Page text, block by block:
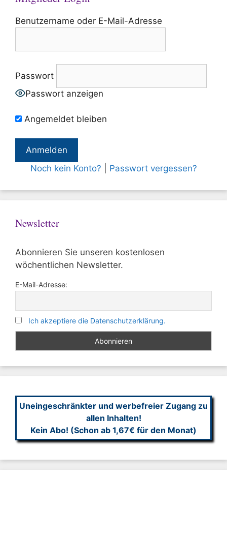
Benutzername oder E-Mail-Adresse
Passwort
Passwort anzeigen
Angemeldet bleiben
Noch kein Konto? Passwort vergessen?
Newsletter
Abonnieren Sie unseren kostenlosen
wöchentlichen Newsletter.
E-Mail-Adresse:
Ich akzeptiere die Datenschutzerklärung.
Uneingeschränkter und werbefreier Zugang zu
allen Inhalten!
Kein Abo! (Schon ab 1,67€ für den Monat)